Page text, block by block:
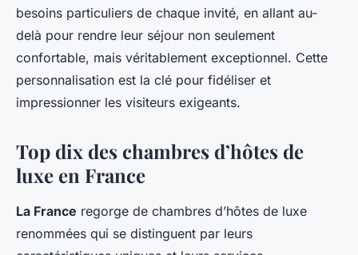
besoins particuliers de chaque invité, en allant au-
delà pour rendre leur séjour non seulement
confortable, mais véritablement exceptionnel. Cette
personnalisation est la clé pour fidéliser et
impressionner les visiteurs exigeants.
Top dix des chambres d’hôtes de
luxe en France
La France regorge de chambres d’hôtes de luxe
renommées qui se distinguent par leurs